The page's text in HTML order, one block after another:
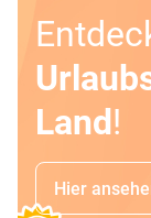
Land!
Hier